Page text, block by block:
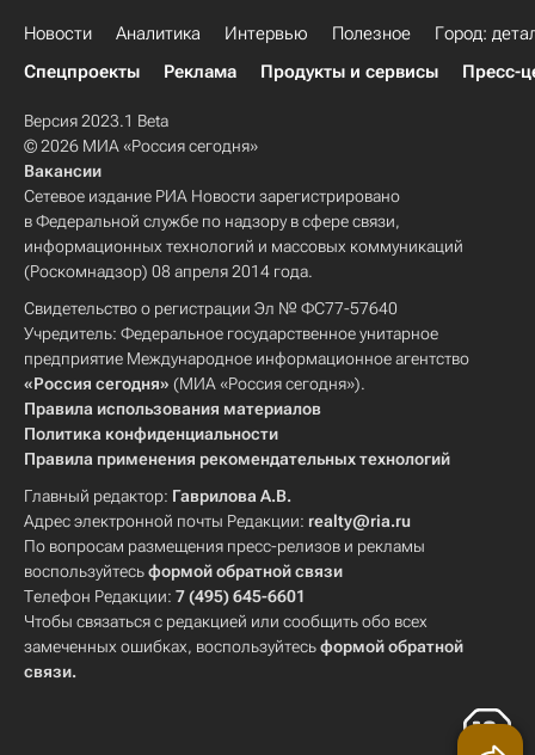
Новости Аналитика Интервью Полезное
Город:
Спецпроекты
Реклама Продукты и сервисы Пресс-
Версия 2023.1 Beta
© 2026 МИА «Россия сегодня»
Вакансии
Сетевое издание РИА Новости зарегистрировано
в Федеральной службе по надзору в сфере связи,
информационных технологий и массовых коммуникаций
(Роскомнадзор) 08 апреля 2014 года.
Свидетельство о регистрации Эл № ФС77-57640
Учредитель: Федеральное государственное унитарное
предприятие Международное информационное агентство
«Россия сегодня» (МИА «Россия сегодня»).
Правила использования материалов
Политика конфиденциальности
Правила применения рекомендательных технологий
Главный редактор: Гаврилова А.В.
Адрес электронной почты Редакции: realty@ria.ru
По вопросам размещения пресс-релизов и рекламы
воспользуйтесьформой обратной связи
Телефон Редакции: 7 (495) 645-6601
Чтобы связаться с редакцией или сообщить обо всех
замеченных ошибках, воспользуйтесьформой обратной
связи.